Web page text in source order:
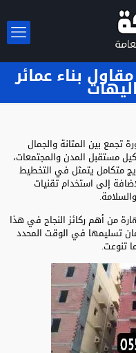
بناء عمائر
تجمع بين المتانة والجمال
مستقبل المدن والمجتمعات،
متكامل يتمثل في التخطيط
إلى استخدام تقنيات
من أهم ركائز النجاح في هذا
تسليمها في الوقت المحدد
تنوعت.